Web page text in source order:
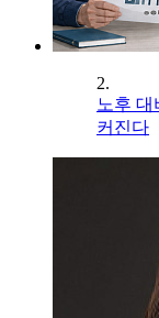
2.
노후 대
커진다